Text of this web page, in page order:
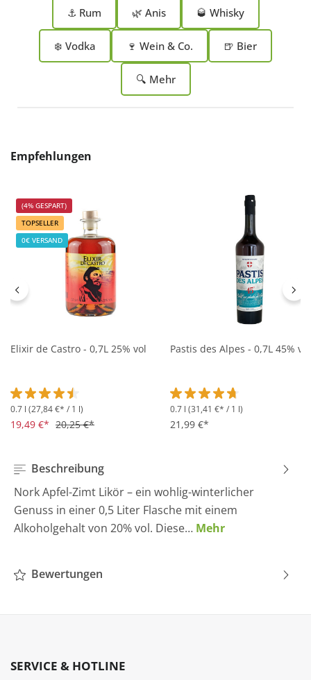
⚓ Rum 🌿 Anis 🥃 Whisky
❄️ Vodka 🍷 Wein & Co. 🍺 Bier
🔍 Mehr
Produktgalerie überspringen
Empfehlungen
(4% GESPART)
TOPSELLER
0€ VERSAND
Elixir de Castro - 0,7L 25% vol
Durchschnittliche Bewertung von 4.5 von 5 Sternen
0.7 l (27,84 €* / 1 l)
19,49 €* 20,25 €*
Pastis des Alpes - 0,7L 45% vol
Durchschnittliche
0.7 l (31,41 €* / 1 l)
21,99 €*
Beschreibung
Nork Apfel-Zimt Likör – ein wohlig-winterlicher
Genuss in einer 0,5 Liter Flasche mit einem
Alkoholgehalt von 20% vol. Diese… Mehr
Bewertungen
SERVICE & HOTLINE